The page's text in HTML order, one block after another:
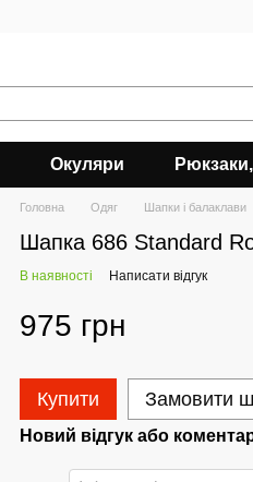
Окуляри
Головна Одяг Шапки і балаклави
Шапка 686 Standard
В наявності Написати відгук
975 грн
Купити Замовити
Новий відгук або